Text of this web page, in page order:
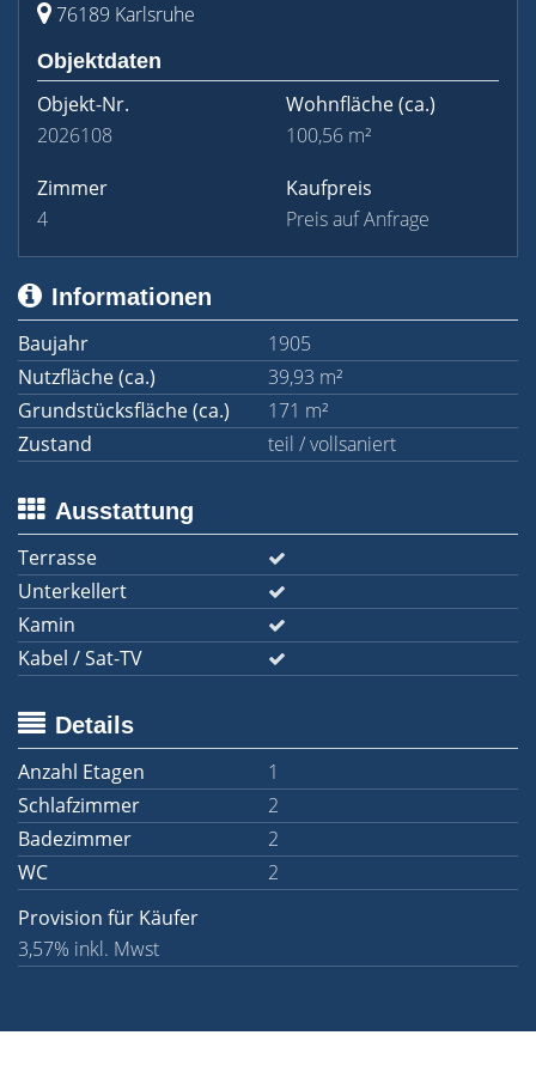
76189 Karlsruhe
Objektdaten
Objekt-Nr.
2026108
Wohnfläche(ca.)
100,56 m²
Zimmer
4
Kaufpreis
Preis auf Anfrage
Informationen
Baujahr
1905
Nutzfläche (ca.)
39,93 m²
Grundstücksfläche (ca.)
171 m²
Zustand
teil / vollsaniert
Ausstattung
Terrasse
Unterkellert
Kamin
Kabel / Sat-TV
Details
Anzahl Etagen
1
Schlafzimmer
2
Badezimmer
2
WC
2
Provision für Käufer
3,57% inkl. Mwst